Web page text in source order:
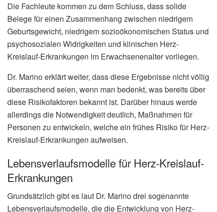
Die Fachleute kommen zu dem Schluss, dass solide
Belege für einen Zusammenhang zwischen niedrigem
Geburtsgewicht, niedrigem sozioökonomischen Status und
psychosozialen Widrigkeiten und klinischen Herz-
Kreislauf-Erkrankungen im Erwachsenenalter vorliegen.
Dr. Marino erklärt weiter, dass diese Ergebnisse nicht völlig
überraschend seien, wenn man bedenkt, was bereits über
diese Risikofaktoren bekannt ist. Darüber hinaus werde
allerdings die Notwendigkeit deutlich, Maßnahmen für
Personen zu entwickeln, welche ein frühes Risiko für Herz-
Kreislauf-Erkrankungen aufweisen.
Lebensverlaufsmodelle für Herz-Kreislauf-
Erkrankungen
Grundsätzlich gibt es laut Dr. Marino drei sogenannte
Lebensverlaufsmodelle, die die Entwicklung von Herz-